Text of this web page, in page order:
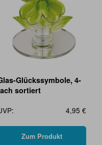
Glückssymbole, 4-
sortiert
4,95 €
Zum Produkt